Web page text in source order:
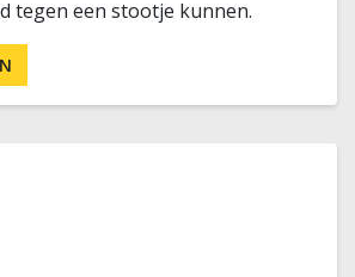
tegen een stootje kunnen.